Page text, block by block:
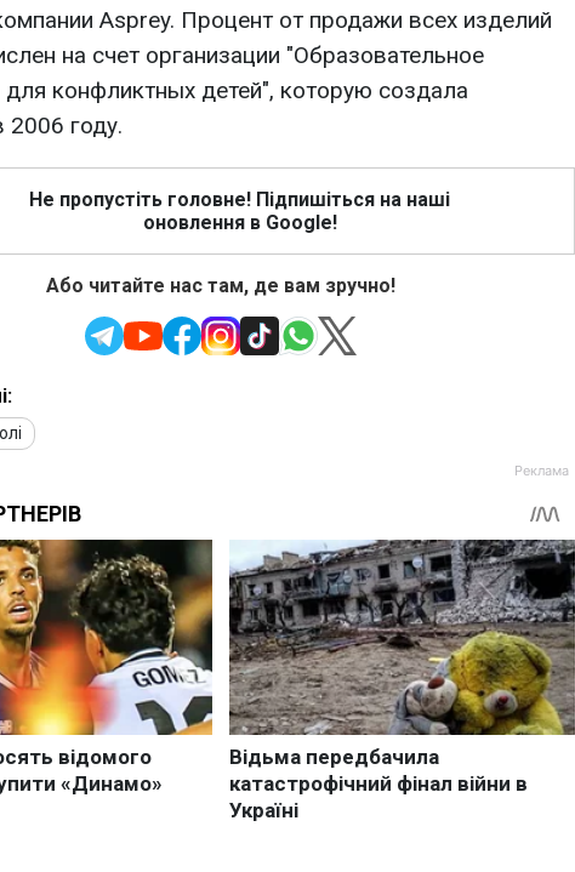
Asprey. Процент от продажи всех изделий
на счет организации "Образовательное
для конфликтных детей", которую создала
году.
Не пропустіть головне! Підпишіться на наші
оновлення в Google!
Або читайте нас там, де вам зручно!